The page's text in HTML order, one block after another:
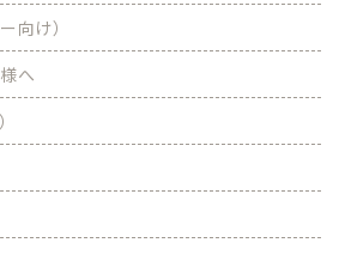
向け）
へ